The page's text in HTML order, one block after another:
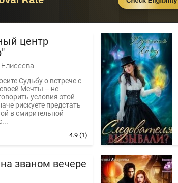
центр
Судьбу о встрече с
Мечты – не
условия этой
рискуете предстать
в смирительной
4.9 (1)
званом вечере